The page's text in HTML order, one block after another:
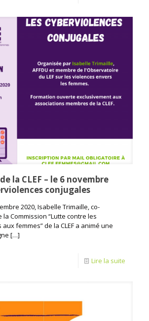
la CLEF – le 6 novembre
conjugales
2020, Isabelle Trimaille, co-
Commission “Lutte contre les
femmes” de la CLEF a animé une
[…]
Lire la suite